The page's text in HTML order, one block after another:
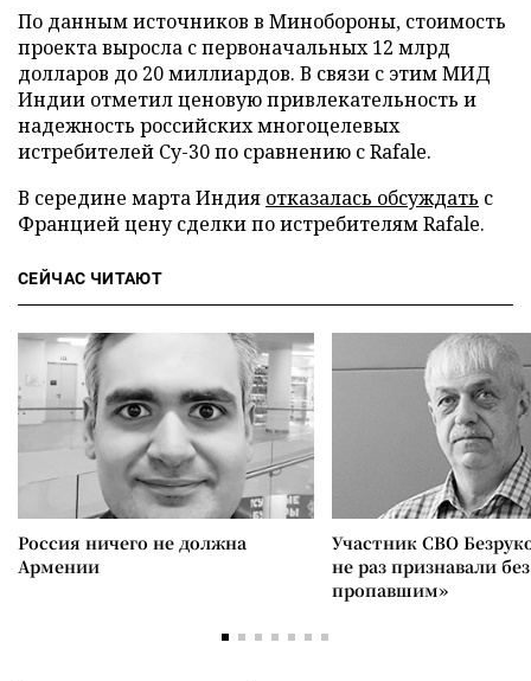
По данным источников в Минобороны, стоимость
проекта выросла с первоначальных 12 млрд
долларов до 20 миллиардов. В связи с этим МИД
Индии отметил ценовую привлекательность и
надежность российских многоцелевых
истребителей Су-30 по сравнению с Rafale.
В середине марта Индия отказалась обсуждать с
Францией цену сделки по истребителям Rafale.
СЕЙЧАС ЧИТАЮТ
Россия ничего не должна
Армении
Участник СВО
не раз признавали
пропавшим»